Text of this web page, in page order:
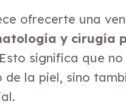
ofrecerte una
y cirugía
Esto significa que
la piel, sino